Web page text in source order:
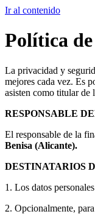
Ir al contenido
Política
La privacidad y
mejores cada vez. Es
asisten como titular de
RESPONSABLE
El responsable de la
Benisa (Alicante).
DESTINATARIOS
1. Los datos
2. Opcionalmente,